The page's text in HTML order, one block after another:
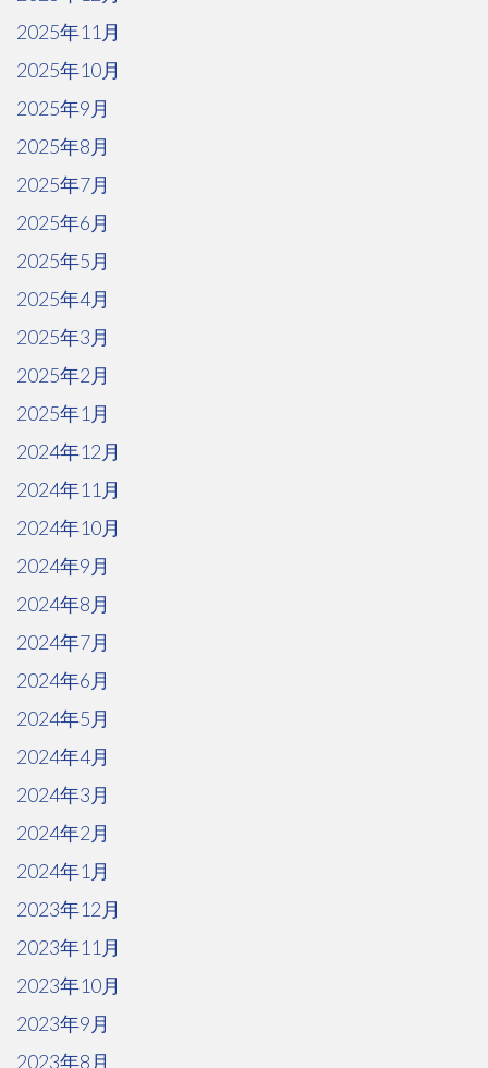
2025年11月
2025年10月
2025年9月
2025年8月
2025年7月
2025年6月
2025年5月
2025年4月
2025年3月
2025年2月
2025年1月
2024年12月
2024年11月
2024年10月
2024年9月
2024年8月
2024年7月
2024年6月
2024年5月
2024年4月
2024年3月
2024年2月
2024年1月
2023年12月
2023年11月
2023年10月
2023年9月
2023年8月